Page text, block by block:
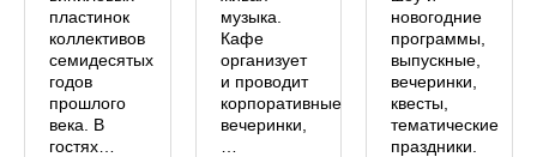
пластинок
коллективов
семидесятых
годов
прошлого
века. В
гостях…
музыка.
Кафе
организует
и проводит
корпоративные
вечеринки,
новогодние
программы,
выпускные,
вечеринки,
квесты,
тематические
праздники.